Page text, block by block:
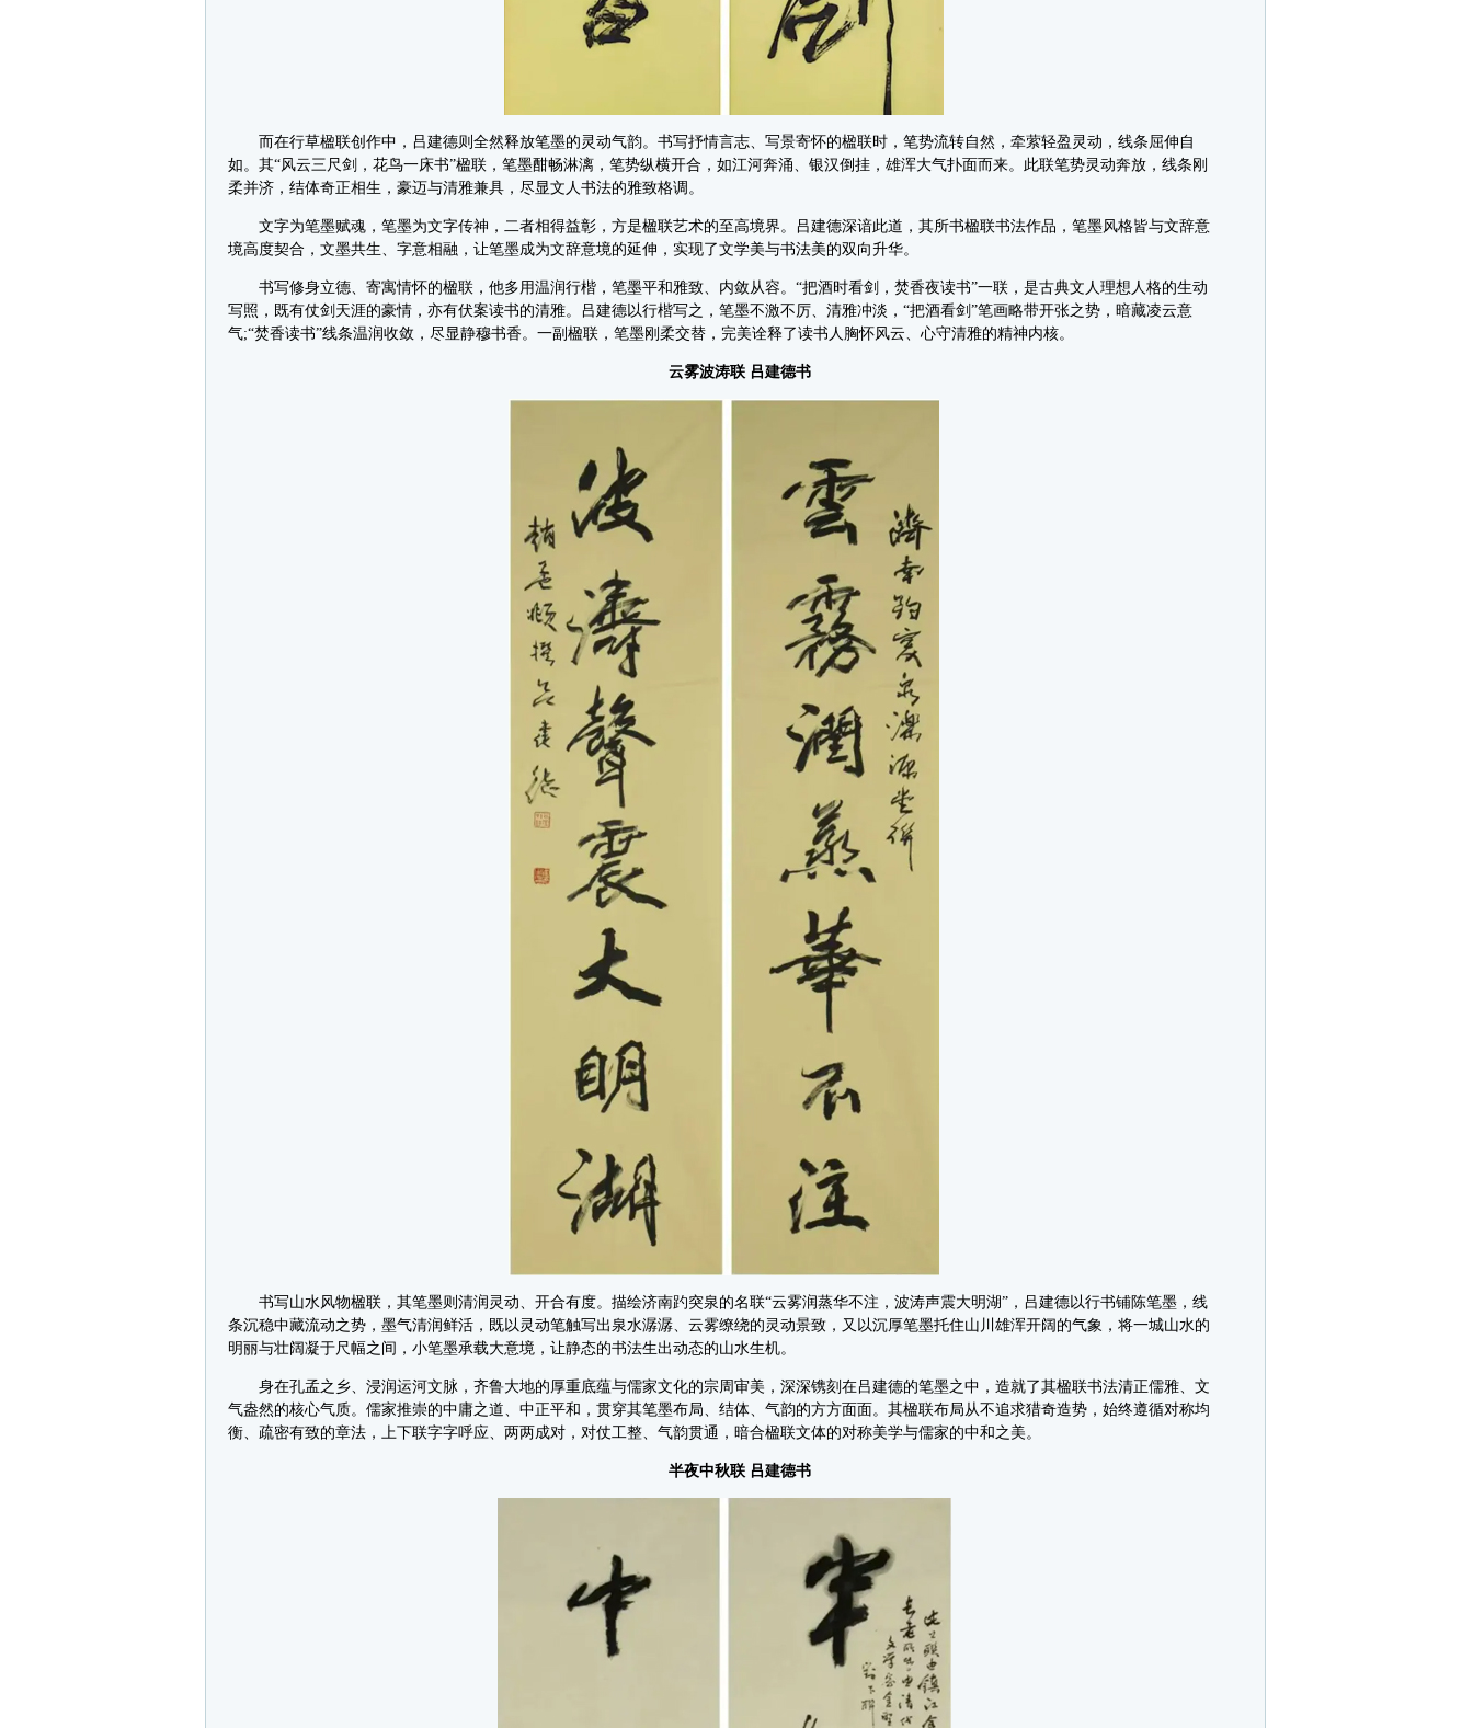
而在行草楹联创作中，吕建德则全然释放笔墨的灵动气韵。书写抒情言志、写景寄怀的楹联时，笔势流转自然，牵萦轻盈灵动，线条屈伸自
如。其“风云三尺剑，花鸟一床书”楹联，笔墨酣畅淋漓，笔势纵横开合，如江河奔涌、银汉倒挂，雄浑大气扑面而来。此联笔势灵动奔放，线条刚
柔并济，结体奇正相生，豪迈与清雅兼具，尽显文人书法的雅致格调。
文字为笔墨赋魂，笔墨为文字传神，二者相得益彰，方是楹联艺术的至高境界。吕建德深谙此道，其所书楹联书法作品，笔墨风格皆与文辞意
境高度契合，文墨共生、字意相融，让笔墨成为文辞意境的延伸，实现了文学美与书法美的双向升华。
书写修身立德、寄寓情怀的楹联，他多用温润行楷，笔墨平和雅致、内敛从容。“把酒时看剑，焚香夜读书”一联，是古典文人理想人格的生动
写照，既有仗剑天涯的豪情，亦有伏案读书的清雅。吕建德以行楷写之，笔墨不激不厉、清雅冲淡，“把酒看剑”笔画略带开张之势，暗藏凌云意
气;“焚香读书”线条温润收敛，尽显静穆书香。一副楹联，笔墨刚柔交替，完美诠释了读书人胸怀风云、心守清雅的精神内核。
云雾波涛联 吕建德书
书写山水风物楹联，其笔墨则清润灵动、开合有度。描绘济南趵突泉的名联“云雾润蒸华不注，波涛声震大明湖”，吕建德以行书铺陈笔墨，线
条沉稳中藏流动之势，墨气清润鲜活，既以灵动笔触写出泉水潺潺、云雾缭绕的灵动景致，又以沉厚笔墨托住山川雄浑开阔的气象，将一城山水的
明丽与壮阔凝于尺幅之间，小笔墨承载大意境，让静态的书法生出动态的山水生机。
身在孔孟之乡、浸润运河文脉，齐鲁大地的厚重底蕴与儒家文化的宗周审美，深深镌刻在吕建德的笔墨之中，造就了其楹联书法清正儒雅、文
气盎然的核心气质。儒家推崇的中庸之道、中正平和，贯穿其笔墨布局、结体、气韵的方方面面。其楹联布局从不追求猎奇造势，始终遵循对称均
衡、疏密有致的章法，上下联字字呼应、两两成对，对仗工整、气韵贯通，暗合楹联文体的对称美学与儒家的中和之美。
半夜中秋联 吕建德书